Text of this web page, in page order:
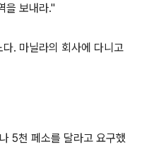
을 보내라."
. 마닐라의 회사에 다니고
5천 페소를 달라고 요구했